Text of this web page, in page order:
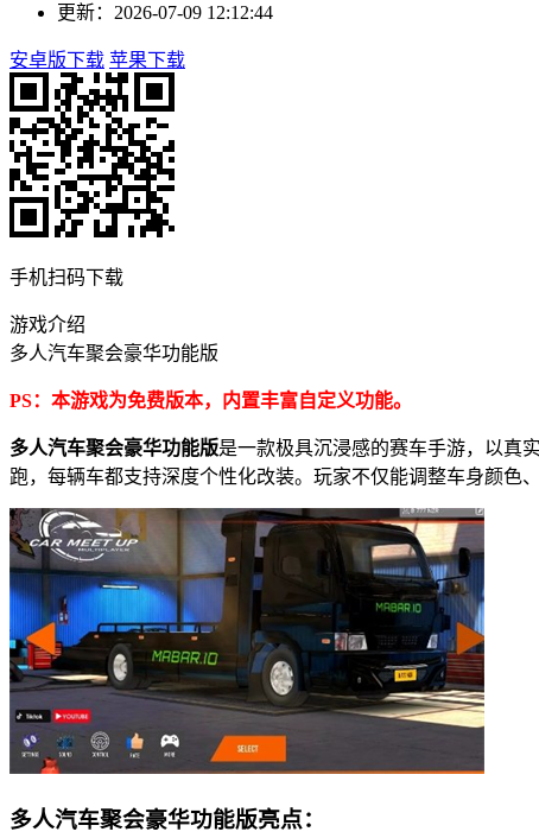
更新：2026-07-09 12:12:44
安卓版下载 苹果下载
手机扫码下载
游戏介绍
多人汽车聚会豪华功能版
PS：本游戏为免费版本，内置丰富自定义功能。
多人汽车聚会豪华功能版是一款极具沉浸感的赛车手游，以真
跑，每辆车都支持深度个性化改装。玩家不仅能调整车身颜色
多人汽车聚会豪华功能版亮点：